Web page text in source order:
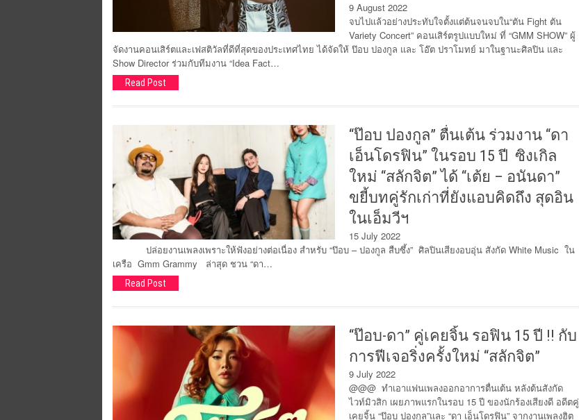
9 August 2022
จบไปแล้วอย่างประทับใจตั้งแต่ต้นจนจบใน“ตัน Fight ตัน
Variety Concert” คอนเสิร์ตรูปแบบใหม่ ที่ “GMM SHOW” ผู้
จัดงานคอนเสิร์ตและเฟสติวัลที่ดีที่สุดของประเทศไทย ได้จัดให้ ป๊อบ ปองกูล และ โอ๊ต ปราโมทย์ มาในฐานะศิลปิน และ
Show Director ร่วมกับทีมงาน “Idea Fact…
Read Post
“ป๊อบ ปองกูล” ตื่นเต้น ร่วมงาน “ดา
เอ็นโดรฟิน” ในรอบ 15 ปี ซิงเกิล
ใหม่ “สลักจิต” ได้ “เต้ย – อนันดา”
ขยี้บทคู่รักเก่าที่ยังแอบคิดถึง สุดอิน
ในเอ็มวีฯ
15 July 2022
ปล่อยงานเพลงเพราะให้ฟังอย่างต่อเนื่อง สำหรับ “ป๊อบ – ปองกูล สืบซึ้ง” ศิลปินเสียงอบอุ่น สังกัด White Music ใน
เครือ Gmm Grammy ล่าสุด ชวน “ดา…
Read Post
“ป๊อบ-ดา” คู่เคยจิ้น รอฟิน 15 ปี !! กับ
การฟีเจอริ่งครั้งใหม่ “สลักจิต”
9 July 2022
@@@ ทำเอาแฟนเพลงออกอาการตื่นเต้น หลังต้นสังกัด
ไวท์มิวสิก เผยภาพแรกในรอบ 15 ปี ของนักร้องเสียงดี อดีตคู่
เคยจิ้น “ป๊อบ ปองกูล”และ “ดา เอ็นโดรฟิน” จากงานเพลงฮิต